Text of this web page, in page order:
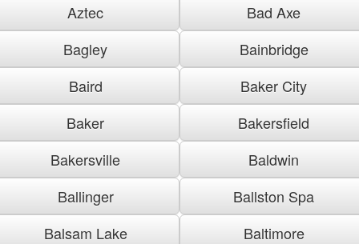
Aztec
Bad Axe
Bagley
Bainbridge
Baird
Baker City
Baker
Bakersfield
Bakersville
Baldwin
Ballinger
Ballston Spa
Balsam Lake
Baltimore